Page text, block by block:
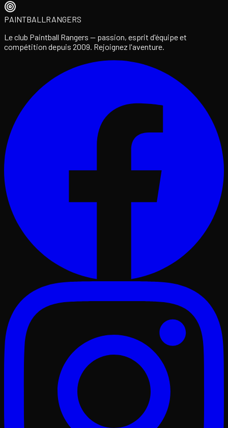
PAINTBALL RANGERS
Le club Paintball Rangers — passion, esprit d'équipe et
compétition depuis 2009. Rejoignez l'aventure.